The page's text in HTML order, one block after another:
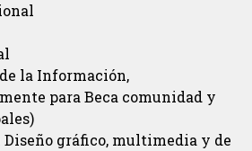
la Información,
para Beca comunidad y
gráfico, multimedia y de